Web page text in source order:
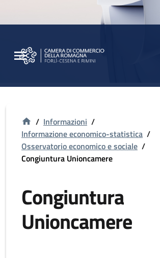
/ Informazioni /
Informazione economico-statistica /
Osservatorio economico e sociale /
Congiuntura Unioncamere
Congiuntura
Unioncamere